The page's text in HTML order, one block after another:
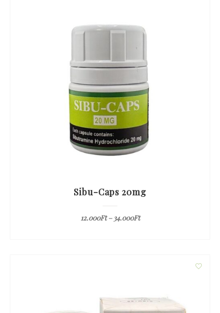
Sibu-Caps 20mg
12.000Ft– 34.000Ft